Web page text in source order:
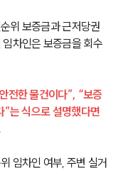
위 보증금과 근저당권
차인은 보증금을 회수
전한 물건이다”, “보증
”는 식으로 설명했다면
임차인 여부, 주변 실거